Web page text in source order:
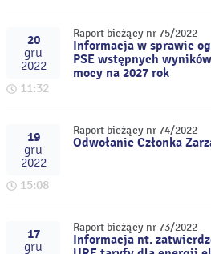
20
gru
2022
11:32
Raport bieżący nr 75/2022
Informacja w sprawie
PSE wstępnych
mocy na 2027 rok
19
gru
2022
15:08
Raport bieżący nr 74/2022
Odwołanie Członka
17
gru
Raport bieżący nr 73/2022
Informacja nt.